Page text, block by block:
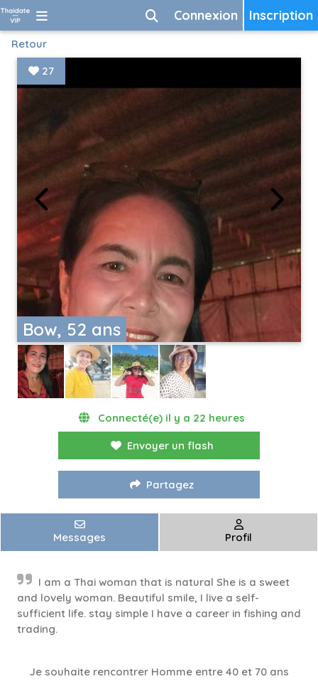
Inscription
Connexion
Retour
Bow, 52 ans
27
Connecté(e) il y a 22 heures
Envoyer un flash
Partagez
Messages Profil
I am a Thai woman that is natural She is a sweet
and lovely woman. Beautiful smile, I live a self-
sufficient life. stay simple I have a career in fishing and
trading.
Je souhaite rencontrer Homme entre 40 et 70 ans